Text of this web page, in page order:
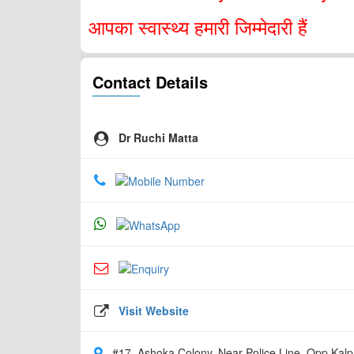
आपका स्वास्थ्य हमारी जिम्मेदारी हैं
Contact Details
Dr Ruchi Matta
Visit Website